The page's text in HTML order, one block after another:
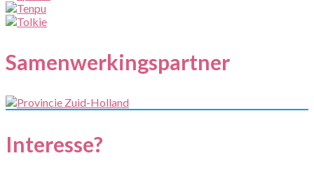
Samenwerkingspartner
Interesse?